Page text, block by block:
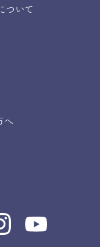
ついて
へ